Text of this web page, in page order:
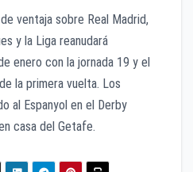
ventaja sobre Real Madrid,
y la Liga reanudará
enero con la jornada 19 y el
la primera vuelta. Los
al Espanyol en el Derby
casa del Getafe.